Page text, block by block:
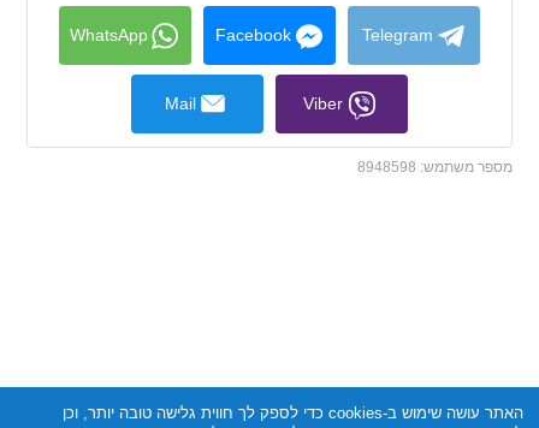
collapse
contents
Telegram
Facebook
WhatsApp
Viber
Mail
מספר משתמש: 8948598
האתר עושה שימוש ב-cookies כדי לספק לך חווית גלישה טובה יותר, וכן